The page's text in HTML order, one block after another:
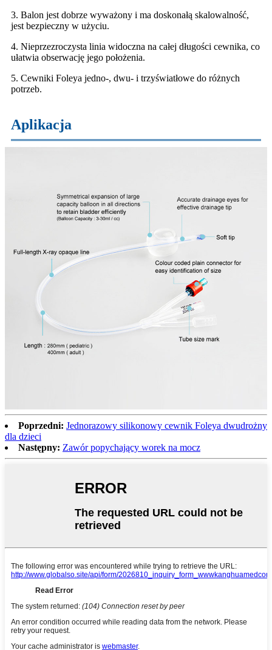
3. Balon jest dobrze wyważony i ma doskonałą skalowalność,
jest bezpieczny w użyciu.
4. Nieprzezroczysta linia widoczna na całej długości cewnika, co
ułatwia obserwację jego położenia.
5. Cewniki Foleya jedno-, dwu- i trzyświatłowe do różnych
potrzeb.
Aplikacja
Poprzedni: Jednorazowy silikonowy cewnik Foleya dwudrożny
dla dzieci
Następny: Zawór popychający worek na mocz